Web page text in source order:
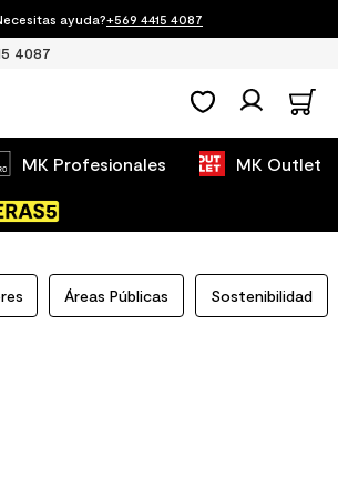
ayuda?+569 4415 4087
4087
MK Profesionales MK Outlet
Áreas Públicas Sostenibilidad